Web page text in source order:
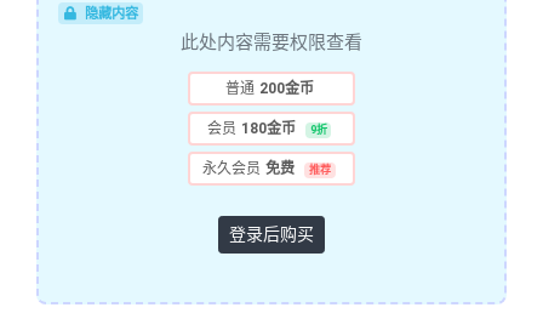
隐藏内容
此处内容需要权限查看
普通 200金币
会员 180金币 9折
永久会员 免费 推荐
登录后购买